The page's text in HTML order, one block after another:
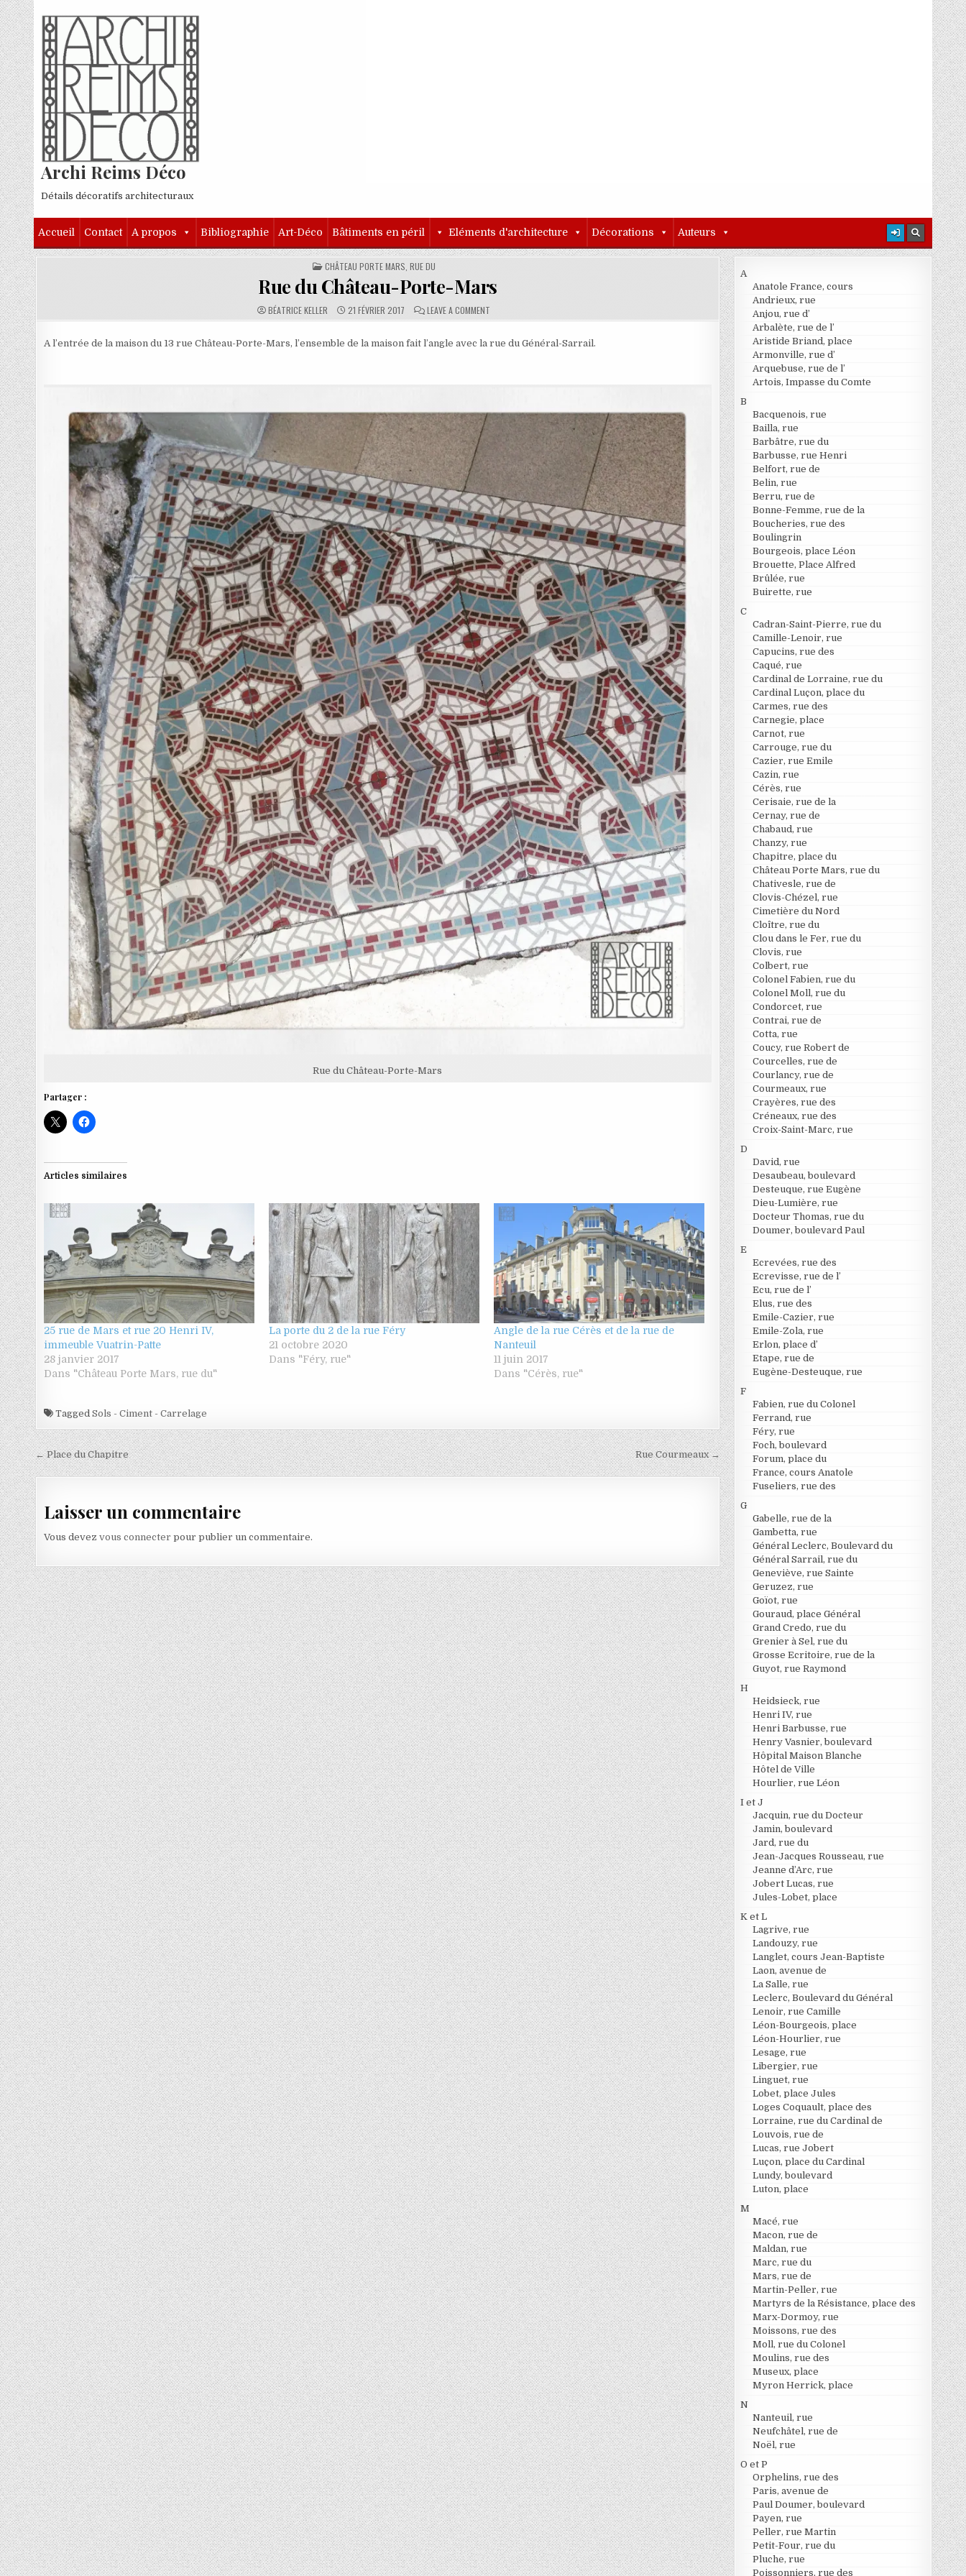
Skip to content
Archi Reims Déco
Détails décoratifs architecturaux
Accueil Contact A propos Bibliographie Art-Déco Bâtiments en péril Eléments d'architecture Décorations Auteurs
POSTED IN
CHÂTEAU PORTE MARS, RUE DU
Rue du Château-Porte-Mars
AUTHOR:
BÉATRICE KELLER PUBLISHED DATE:
21 FÉVRIER 2017 COMMENTS:
LEAVE A COMMENT
A l’entrée de la maison du 13 rue Château-Porte-Mars, l’ensemble de la maison fait l’angle avec la rue du Général-Sarrail.
Rue du Château-Porte-Mars
Partager :
Articles similaires
25 rue de Mars et rue 20 Henri IV,
immeuble Vuatrin-Patte
28 janvier 2017
Dans "Château Porte Mars, rue du"
La porte du 2 de la rue Féry
21 octobre 2020
Dans "Féry, rue"
Angle de la rue Cérès et de la rue de
Nanteuil
11 juin 2017
Dans "Cérès, rue"
TaggedSols - Ciment - Carrelage
Navigation de l’article Rue Courmeaux →
← Place du Chapitre
Laisser un commentaire
Vous devezvous connecter pour publier un commentaire.
A
Anatole France, cours
Andrieux, rue
Anjou, rue d’
Arbalète, rue de l’
Aristide Briand, place
Armonville, rue d’
Arquebuse, rue de l’
Artois, Impasse du Comte
B
Bacquenois, rue
Bailla, rue
Barbâtre, rue du
Barbusse, rue Henri
Belfort, rue de
Belin, rue
Berru, rue de
Bonne-Femme, rue de la
Boucheries, rue des
Boulingrin
Bourgeois, place Léon
Brouette, Place Alfred
Brûlée, rue
Buirette, rue
C
Cadran-Saint-Pierre, rue du
Camille-Lenoir, rue
Capucins, rue des
Caqué, rue
Cardinal de Lorraine, rue du
Cardinal Luçon, place du
Carmes, rue des
Carnegie, place
Carnot, rue
Carrouge, rue du
Cazier, rue Emile
Cazin, rue
Cérès, rue
Cerisaie, rue de la
Cernay, rue de
Chabaud, rue
Chanzy, rue
Chapitre, place du
Château Porte Mars, rue du
Chativesle, rue de
Clovis-Chézel, rue
Cimetière du Nord
Cloître, rue du
Clou dans le Fer, rue du
Clovis, rue
Colbert, rue
Colonel Fabien, rue du
Colonel Moll, rue du
Condorcet, rue
Contrai, rue de
Cotta, rue
Coucy, rue Robert de
Courcelles, rue de
Courlancy, rue de
Courmeaux, rue
Crayères, rue des
Créneaux, rue des
Croix-Saint-Marc, rue
D
David, rue
Desaubeau, boulevard
Desteuque, rue Eugène
Dieu-Lumière, rue
Docteur Thomas, rue du
Doumer, boulevard Paul
E
Ecrevées, rue des
Ecrevisse, rue de l’
Ecu, rue de l’
Elus, rue des
Emile-Cazier, rue
Emile-Zola, rue
Erlon, place d’
Etape, rue de
Eugène-Desteuque, rue
F
Fabien, rue du Colonel
Ferrand, rue
Féry, rue
Foch, boulevard
Forum, place du
France, cours Anatole
Fuseliers, rue des
G
Gabelle, rue de la
Gambetta, rue
Général Leclerc, Boulevard du
Général Sarrail, rue du
Geneviève, rue Sainte
Geruzez, rue
Goïot, rue
Gouraud, place Général
Grand Credo, rue du
Grenier à Sel, rue du
Grosse Ecritoire, rue de la
Guyot, rue Raymond
H
Heidsieck, rue
Henri IV, rue
Henri Barbusse, rue
Henry Vasnier, boulevard
Hôpital Maison Blanche
Hôtel de Ville
Hourlier, rue Léon
I et J
Jacquin, rue du Docteur
Jamin, boulevard
Jard, rue du
Jean-Jacques Rousseau, rue
Jeanne d’Arc, rue
Jobert Lucas, rue
Jules-Lobet, place
K et L
Lagrive, rue
Landouzy, rue
Langlet, cours Jean-Baptiste
Laon, avenue de
La Salle, rue
Leclerc, Boulevard du Général
Lenoir, rue Camille
Léon-Bourgeois, place
Léon-Hourlier, rue
Lesage, rue
Libergier, rue
Linguet, rue
Lobet, place Jules
Loges Coquault, place des
Lorraine, rue du Cardinal de
Louvois, rue de
Lucas, rue Jobert
Luçon, place du Cardinal
Lundy, boulevard
Luton, place
M
Macé, rue
Macon, rue de
Maldan, rue
Marc, rue du
Mars, rue de
Martin-Peller, rue
Martyrs de la Résistance, place des
Marx-Dormoy, rue
Moissons, rue des
Moll, rue du Colonel
Moulins, rue des
Museux, place
Myron Herrick, place
N
Nanteuil, rue
Neufchâtel, rue de
Noël, rue
O et P
Orphelins, rue des
Paris, avenue de
Paul Doumer, boulevard
Payen, rue
Peller, rue Martin
Petit-Four, rue du
Pluche, rue
Poissonniers, rue des